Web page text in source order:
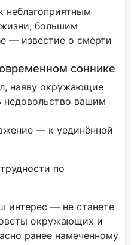
неблагоприятным
большим
— известие о смерти
соннике
наяву окружающие
недовольство вашим
— к уединённой
по
интерес — не станете
окружающих и
ранее намеченному